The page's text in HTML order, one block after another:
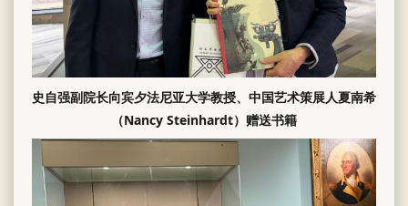
史自强副院长向宾夕法尼亚大学教授、中国艺术策展人夏南希
（Nancy Steinhardt）赠送书籍